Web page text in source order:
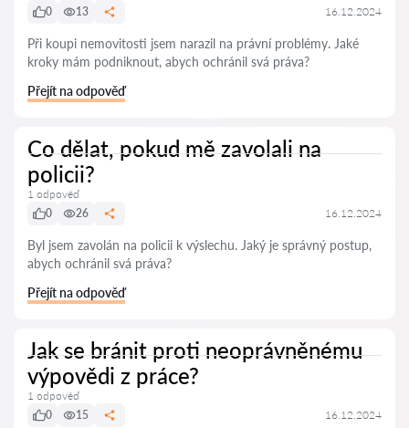
0
13 16.12.2024
Při koupi nemovitosti jsem narazil na právní problémy. Jaké
kroky mám podniknout, abych ochránil svá práva?
Přejít na odpověď
Co dělat, pokud mě zavolali na
policii?
1 odpověď
0
26 16.12.2024
Byl jsem zavolán na policii k výslechu. Jaký je správný postup,
abych ochránil svá práva?
Přejít na odpověď
Jak se bránit proti neoprávněnému
výpovědi z práce?
1 odpověď
0
15 16.12.2024